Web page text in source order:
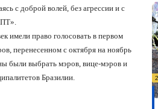
с доброй волей, без агрессии и с
ПТ».
имели право голосовать в первом
перенесенном с октября на ноябрь
были выбрать мэров, вице-мэров и
Бразилии.